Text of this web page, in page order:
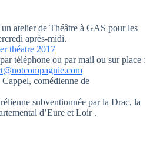
atelier de Théâtre à GAS pour les
après-midi.
théatre 2017
téléphone ou par mail ou sur place :
comédienne de
subventionnée par la Drac, la
d’Eure et Loir .